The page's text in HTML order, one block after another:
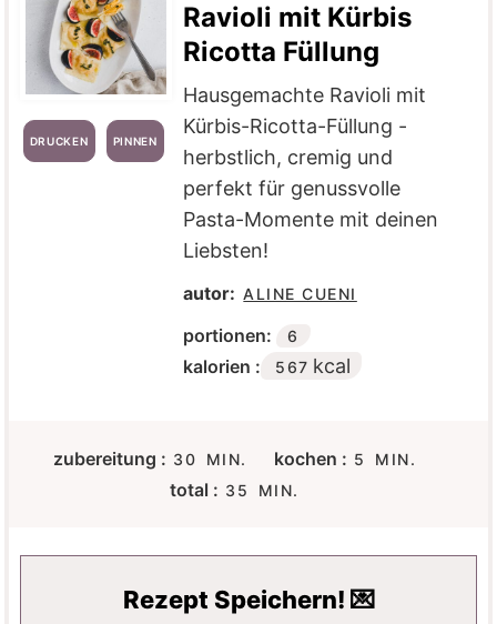
DRUCKEN PINNEN
Ravioli mit Kürbis
Ricotta Füllung
Hausgemachte Ravioli mit
Kürbis-Ricotta-Füllung -
herbstlich, cremig und
perfekt für genussvolle
Pasta-Momente mit deinen
Liebsten!
autor: ALINE CUENI
portionen: 6
kalorien : 567 kcal
zubereitung : 30 M
N
T
N
MIN. kochen : 5
M
T
N
MIN.
total : 35 M
U
E
MIN.
Rezept Speichern! 💌